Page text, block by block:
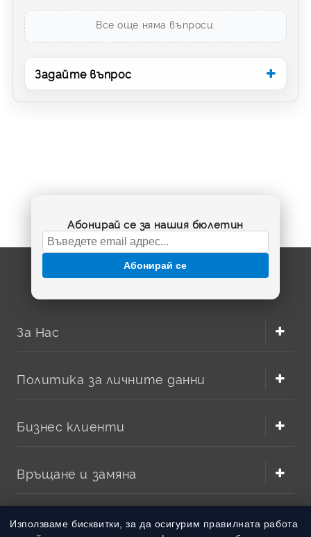
Използваме бисквитки, за да осигурим правилната работа
Все още няма въпроси.
Задайте въпрос
Абонирай се за нашия бюлетин
Абонирай се
За Нас
Политика за личните данни
Бизнес клиенти
Връщане и замяна
Методи на плащане